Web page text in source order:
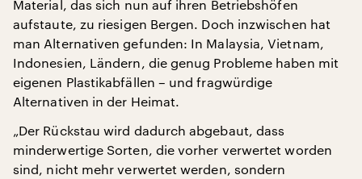
Material, das sich nun auf ihren Betriebshöfen
aufstaute, zu riesigen Bergen. Doch inzwischen hat
man Alternativen gefunden: In Malaysia, Vietnam,
Indonesien, Ländern, die genug Probleme haben mit
eigenen Plastikabfällen – und fragwürdige
Alternativen in der Heimat.
„Der Rückstau wird dadurch abgebaut, dass
minderwertige Sorten, die vorher verwertet worden
sind, nicht mehr verwertet werden, sondern